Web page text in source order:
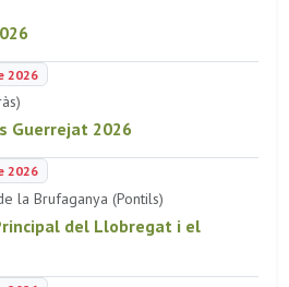
2026
Guerrejat 2026
2026
la Brufaganya (Pontils)
del Llobregat i el